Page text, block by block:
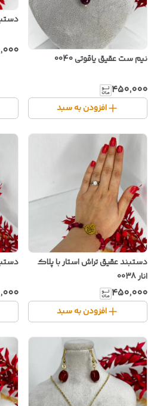
نیم ست عقیق یاقوتی 0040
۴۵۰٬۰۰۰
افزودن به سبد
دستبند عقیق تراش استار با پلاک
انار 0038
۴۵۰٬۰۰۰
افزودن به سبد
دستبند عقیق